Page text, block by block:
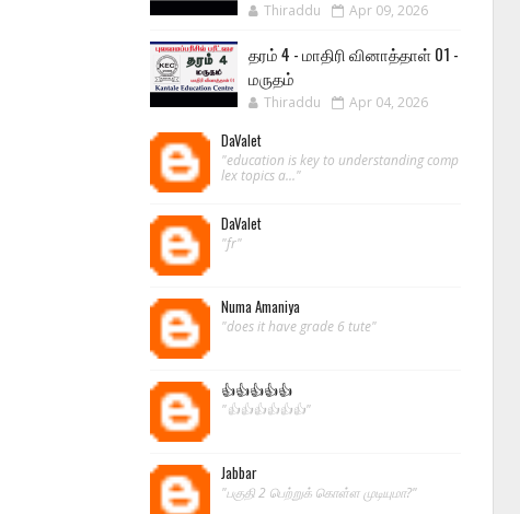
Thiraddu Apr 09, 2026
தரம் 4 - மாதிரி வினாத்தாள் 01 -
மருதம்
Thiraddu Apr 04, 2026
DaValet
"education is key to understanding comp
lex topics a..."
DaValet
"fr"
Numa Amaniya
"does it have grade 6 tute"
👍👍👍👍👍
"👍👍👍👍👍👍"
Jabbar
"பகுதி 2 பெற்றுக் கொள்ள முடியுமா?"